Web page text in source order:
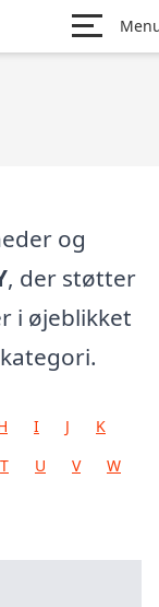
og
, der støtter
i øjeblikket
I J
K
T U V
W